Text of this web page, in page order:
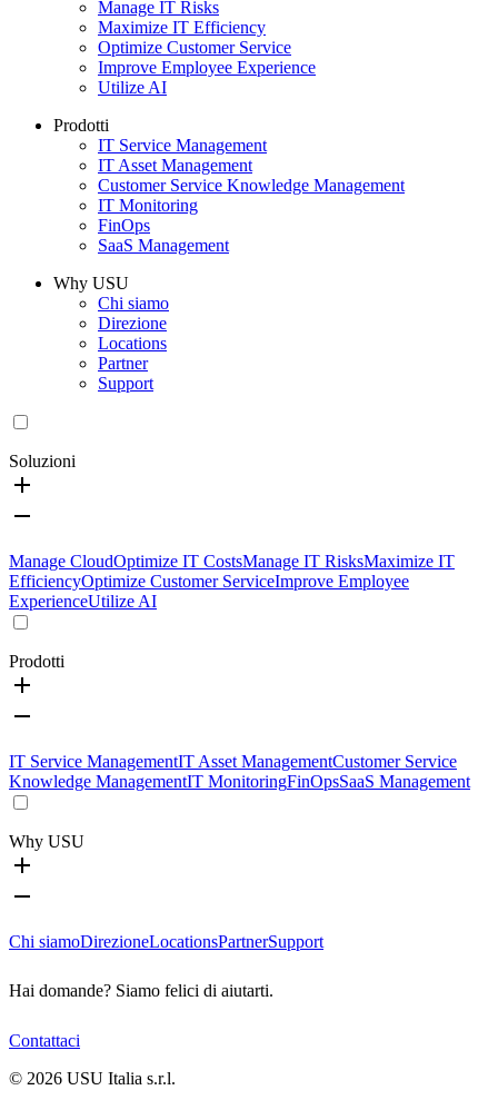
Manage IT Risks
Maximize IT Efficiency
Optimize Customer Service
Improve Employee Experience
Utilize AI
Prodotti
IT Service Management
IT Asset Management
Customer Service Knowledge Management
IT Monitoring
FinOps
SaaS Management
Why USU
Chi siamo
Direzione
Locations
Partner
Support
Soluzioni
Manage CloudOptimize IT CostsManage IT RisksMaximize IT
EfficiencyOptimize Customer ServiceImprove Employee
ExperienceUtilize AI
Prodotti
IT Service ManagementIT Asset ManagementCustomer Service
Knowledge ManagementIT MonitoringFinOpsSaaS Management
Why USU
Chi siamoDirezioneLocationsPartnerSupport
Hai domande? Siamo felici di aiutarti.
Contattaci
© 2026 USU Italia s.r.l.